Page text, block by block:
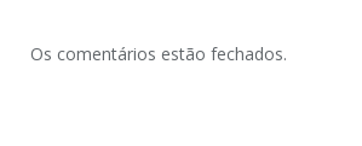
Os comentários estão fechados.